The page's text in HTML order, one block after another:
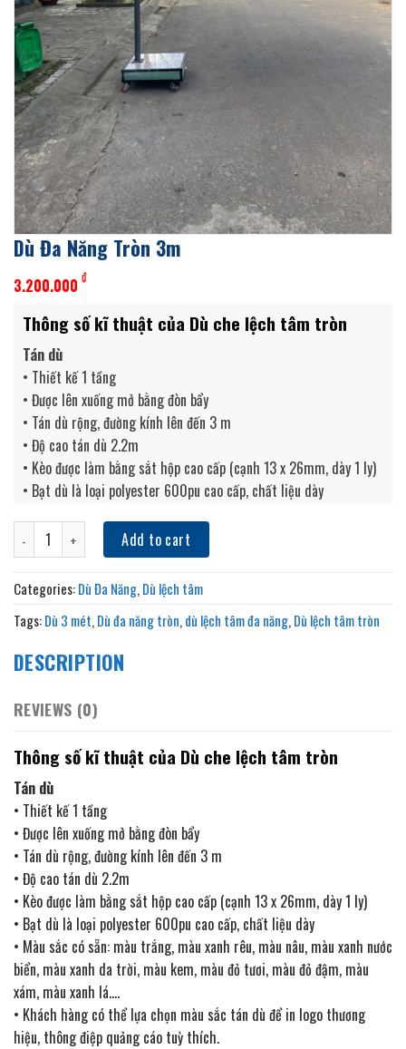
Dù Đa Năng Tròn 3m
3.200.000 ₫
Thông số kĩ thuật của Dù che lệch tâm tròn
Tán dù
• Thiết kế 1 tầng
• Được lên xuống mở bằng đòn bẩy
• Tán dù rộng, đường kính lên đến 3 m
• Độ cao tán dù 2.2m
• Kèo được làm bằng sắt hộp cao cấp (cạnh 13 x 26mm, dày 1 ly)
• Bạt dù là loại polyester 600pu cao cấp, chất liệu dày
nước biển, màu xanh da trời, màu kem, màu đỏ tươi, màu đỏ đậm,
màu xám, màu xanh lá….
• Khách hàng có thể lựa chọn màu sắc tán dù để in logo thương
hiệu, thông điệp quảng cáo tuỳ thích.
Thân trụ
• Hộp trụ tròn, phi 49
• Chất liệu sắt cao cấp dày 1.4 ly
• Sơn tĩnh điện công nghiệp toàn bộ thân trụ
• Thiết kế nguyên khối sang trọng
• Chất liệu đá granite tự nhiên được mài nhẵn
• Kích thước: ngang 60cm – dài 70cm – dày 8cm
• Trọng lượng 100 kg
• Có bánh xe chịu lực
Dù Đa Năng Tròn 3m quantity
Add to cart
Categories:Dù Đa Năng,Dù lệch tâm
Tags:Dù 3 mét,Dù đa năng tròn,dù lệch tâm đa năng,Dù lệch tâm tròn
DESCRIPTION
REVIEWS (0)
Thông số kĩ thuật của Dù che lệch tâm tròn
Tán dù
• Thiết kế 1 tầng
• Được lên xuống mở bằng đòn bẩy
• Tán dù rộng, đường kính lên đến 3 m
• Độ cao tán dù 2.2m
• Kèo được làm bằng sắt hộp cao cấp (cạnh 13 x 26mm, dày 1 ly)
• Bạt dù là loại polyester 600pu cao cấp, chất liệu dày
• Màu sắc có sẵn: màu trắng, màu xanh rêu, màu nâu, màu xanh nước
biển, màu xanh da trời, màu kem, màu đỏ tươi, màu đỏ đậm, màu
xám, màu xanh lá….
• Khách hàng có thể lựa chọn màu sắc tán dù để in logo thương
hiệu, thông điệp quảng cáo tuỳ thích.